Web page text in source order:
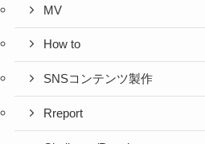
MV
How to
SNSコンテンツ製作
Rreport